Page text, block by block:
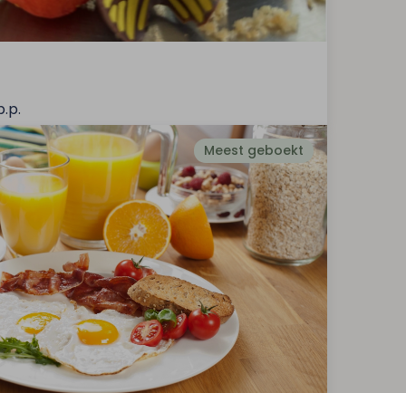
Meest geboekt